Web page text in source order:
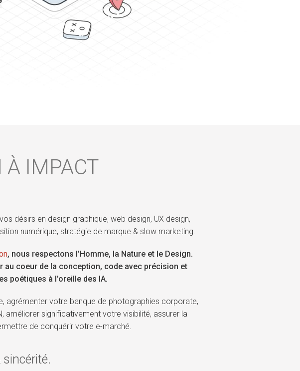
À IMPACT
désirs en design graphique, web design, UX design,
numérique, stratégie de marque & slow marketing.
, nous respectons l’Homme, la Nature et le Design.
au coeur de la conception, code avec précision et
poétiques à l’oreille des IA.
agrémenter votre banque de photographies corporate,
améliorer significativement votre visibilité, assurer la
de conquérir votre e-marché.
sincérité.